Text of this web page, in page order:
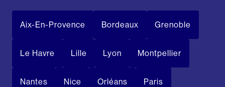
Aix-En-Provence Bordeaux Grenoble
Le Havre Lille Lyon Montpellier
Nantes Nice Orléans Paris